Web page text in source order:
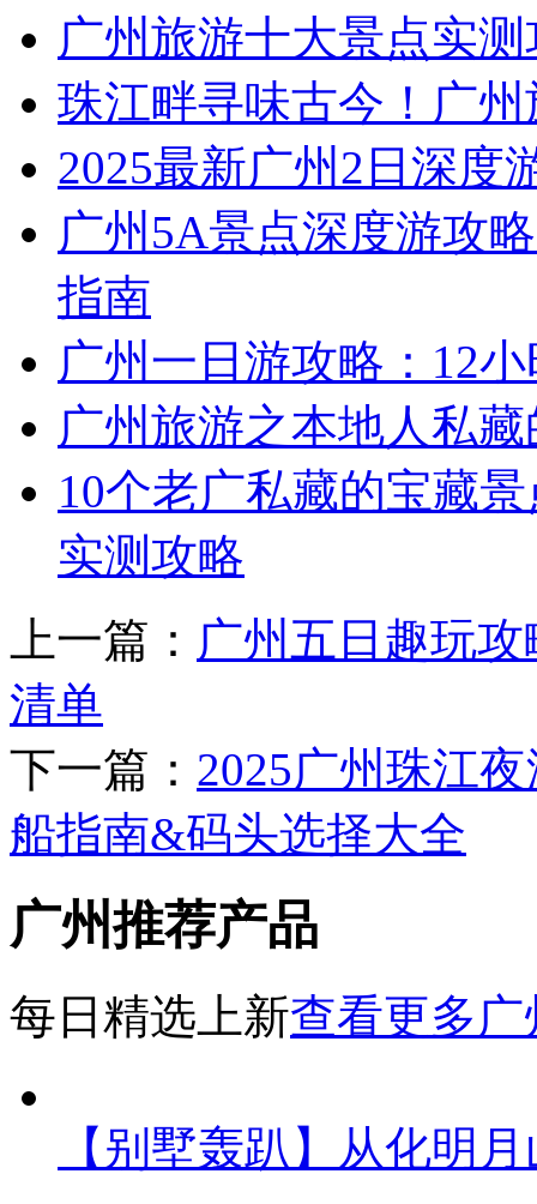
广州旅游十大景点实
珠江畔寻味古今！广
2025最新广州2日深度
广州5A景点深度游攻
指南
广州一日游攻略：12
广州旅游之本地人私
10个老广私藏的宝藏
实测攻略
上一篇： 广州五日趣玩
清单
下一篇： 2025广州珠江
船指南&码头选择大全
广州推荐产品
每日精选上新查看更多广
【别墅轰趴】从化明